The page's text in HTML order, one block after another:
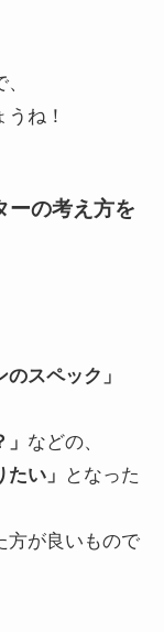
ね！
の考え方を
スペック」
などの、
い」
となった
方が良いもので